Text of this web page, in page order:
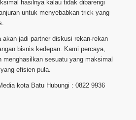
hasilnya kalau tidak dibarengi
untuk menyebabkan trick yang
akan jadi partner diskusi rekan-rekan
bisnis kedepan. Kami percaya,
menghasilkan sesuatu yang maksimal
efisien pula.
kota Batu Hubungi : 0822 9936